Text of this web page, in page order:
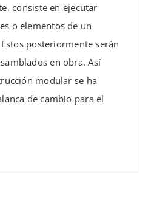
consiste en ejecutar
o elementos de un
posteriormente serán
en obra. Así
modular se ha
de cambio para el